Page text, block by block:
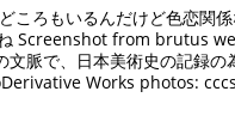
ころもいるんだけど色恋関
Screenshot from brutus
文脈で、日本美術史の記
Works photos: